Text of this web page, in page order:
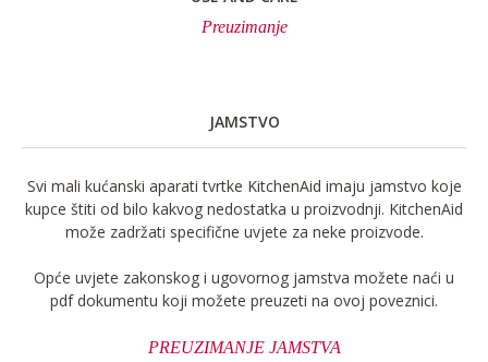
Preuzimanje
JAMSTVO
Svi mali kućanski aparati tvrtke KitchenAid imaju jamstvo koje
kupce štiti od bilo kakvog nedostatka u proizvodnji. KitchenAid
može zadržati specifične uvjete za neke proizvode.
Opće uvjete zakonskog i ugovornog jamstva možete naći u
pdf dokumentu koji možete preuzeti na ovoj poveznici.
PREUZIMANJE JAMSTVA